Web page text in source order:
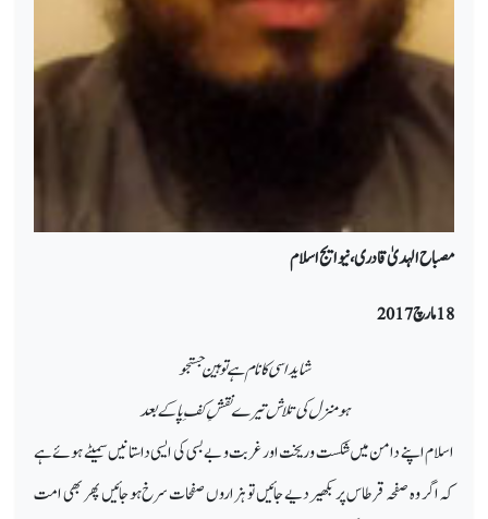
مصباح الہدیٰ قادری، نیو ایج اسلام
18مارچ 2017
شاید اسی کا نام ہے توہین جستجو
ہو منزل کی تلاش تیرے نقشِ کفِ پا کے بعد
اسلام اپنے دامن میںشکست و ریخت اور غربت و بے بسی کی ایسی داستانیں سمیٹے ہوئے ہے
کہ اگر وہ صفحہ قرطاس پر بکھیر دیے جائیں تو ہزاروں صفحات سرخ ہو جائیں پھر بھی امت